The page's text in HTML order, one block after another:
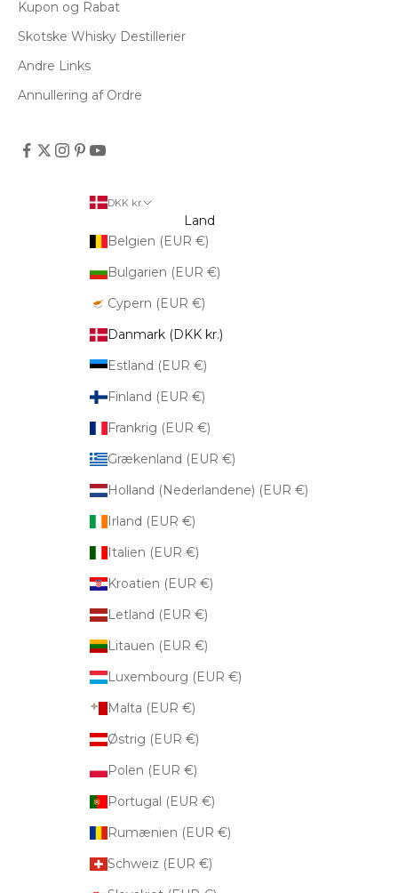
Kupon og Rabat
Skotske Whisky Destillerier
Andre Links
Annullering af Ordre
DKK kr.
Land
Belgien (EUR €)
Bulgarien (EUR €)
Cypern (EUR €)
Danmark (DKK kr.)
Estland (EUR €)
Finland (EUR €)
Frankrig (EUR €)
Grækenland (EUR €)
Holland (Nederlandene) (EUR €)
Irland (EUR €)
Italien (EUR €)
Kroatien (EUR €)
Letland (EUR €)
Litauen (EUR €)
Luxembourg (EUR €)
Malta (EUR €)
Østrig (EUR €)
Polen (EUR €)
Portugal (EUR €)
Rumænien (EUR €)
Schweiz (EUR €)